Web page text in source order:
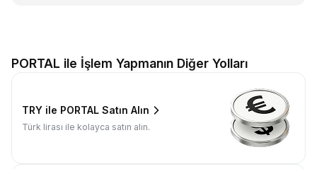
PORTAL ile İşlem Yapmanın Diğer Yolları
TRY ile PORTAL Satın Alın
Türk lirası ile kolayca satın alın.